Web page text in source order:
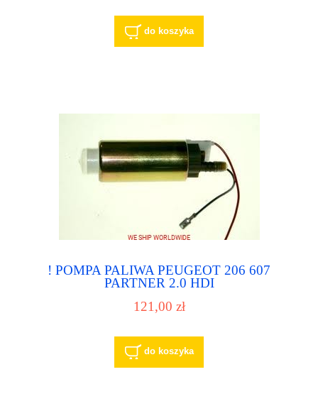
do koszyka
! POMPA PALIWA PEUGEOT 206 607
PARTNER 2.0 HDI
121,00 zł
do koszyka